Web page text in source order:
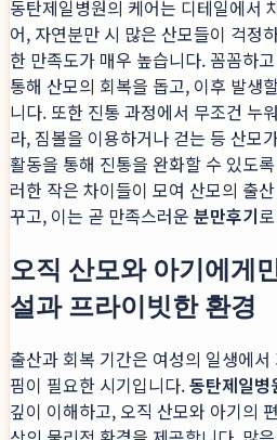
동탄제일병원의 케어는 디테일에서
어, 자연분만 시 많은 산모들이 걱정
한 만족도가 매우 높습니다. 꼼꼼하
통해 산모의 회복을 돕고, 이후 발생
니다. 또한 진통 과정에서 무조건 누
라, 짐볼을 이용하거나 걷는 등 산모
활동을 통해 진통을 완화할 수 있도
러한 작은 차이들이 모여 산모의 출
꾸고, 이는 곧 만족스러운 분만후기
오직 산모와 아기에게
설과 프라이빗한 환경
출산과 회복 기간은 여성의 일생에
핌이 필요한 시기입니다.동탄제일병
깊이 이해하고, 오직 산모와 아기의